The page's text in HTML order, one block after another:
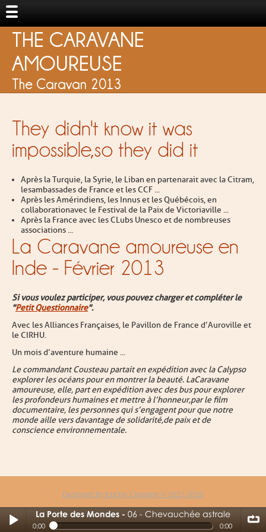
THE CARAVANE
AMOUREUSE
The Caravan 2013
They didn't know it was
impossible,so they did it
Après la Turquie, la Syrie, le Liban en partenarait avec la Citram,
lesambassades de France et les CCF ...
Après les Amérindiens, les Innus et les Québécois, en
collaborationavec le Festival de la Paix de Victoriaville ...
Après la France avec les CLubs Unesco et de nombreuses
associations ...
La Caravane amoureuse en
Inde - Février 2013
Si vous voulez participer, vous pouvez charger et compléter le
"Petit Questionnaire".
Avec les Alliances Françaises, le Pavillon de France d’Auroville et
le CIRHU.
Un mois d’aventure humaine ...
Le commandant Cousteau partait en expédition avec la Calypso
explorer les océans pour en montrer la beauté. LaCaravane
amoureuse, elle, part en expédition avec des bus pour explorer
les profondeurs humaines et mettre à l’honneur,par le film
documentaire, les personnes qui s’engagent pour que notre
monde aille vers davantage de solidarité,de paix et de
conscience environnementale.
La Porte des Mondes 06 - Chevauchée astrale
0:00 0:00
06 - Chevauchée astrale
Designed by touche 2 lumiere © 2012-2020